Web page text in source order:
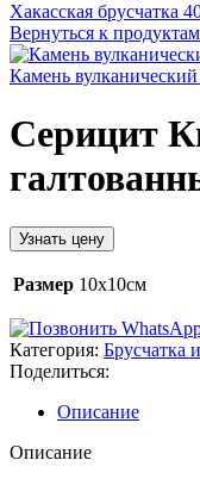
Хакасская брусчатка
Вернуться к продуктам
Камень
Серицит
Узнать цену
Размер 10х10см
Категория: Брусчатка
Поделиться:
Описание
Описание